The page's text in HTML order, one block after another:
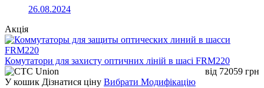
26.08.2024
Акція
Комутатори для захисту оптичних ліній в шасі FRM220
від 72059 грн
У кошик Дізнатися ціну Вибрати Модифікацію